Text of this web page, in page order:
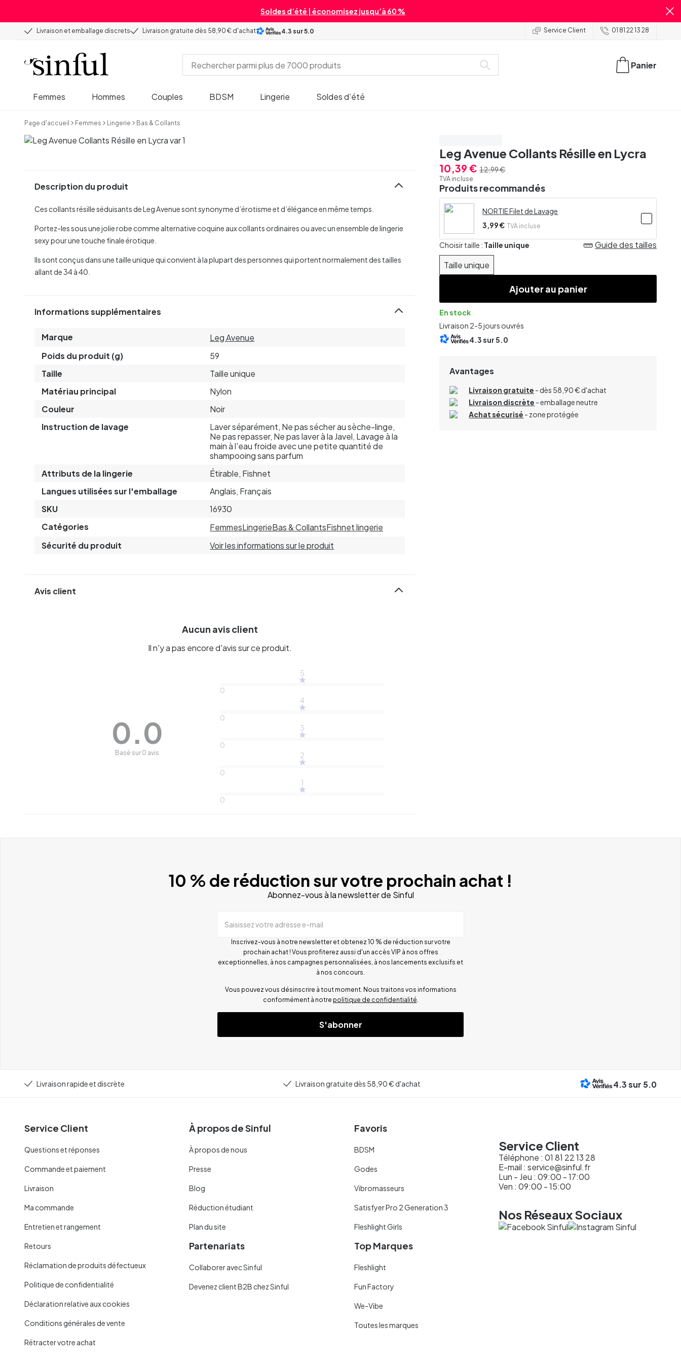
Soldes d’été | économisez jusqu’à 60 %
Livraison et emballage discrets Livraison gratuite dès 58,90 € d'achat 4.3 sur 5.0 Service Client 01 81 22 13 28
Femmes Hommes Couples BDSM Lingerie Soldes d’été
Panier
Page d'accueil Femmes Lingerie Bas & Collants
Leg Avenue Collants Résille en Lycra
10,39 € 12,99 €
TVA incluse
Produits recommandés
NORTIE Filet de Lavage
3,99 € TVA incluse
Choisir taille : Taille unique
Taille unique
Guide des tailles
Ajouter au panier
En stock
Livraison 2-5 jours ouvrés
4.3sur 5.0
Avantages
Livraison gratuite - dès 58,90 € d'achat
Livraison discrète - emballage neutre
Achat sécurisé - zone protégée
Description du produit
Ces collants résille séduisants de Leg Avenue sont synonyme d’érotisme et d’élégance en même temps.
Portez-les sous une jolie robe comme alternative coquine aux collants ordinaires ou avec un ensemble de lingerie
sexy pour une touche finale érotique.
Ils sont conçus dans une taille unique qui convient à la plupart des personnes qui portent normalement des tailles
allant de 34 à 40.
Informations supplémentaires
Marque
Leg Avenue
Poids du produit (g)
59
Taille
Taille unique
Matériau principal
Nylon
Couleur
Noir
Instruction de lavage
Laver séparément, Ne pas sécher au sèche-linge,
Ne pas repasser, Ne pas laver à la Javel, Lavage à la
main à l'eau froide avec une petite quantité de
shampooing sans parfum
Attributs de la lingerie
Étirable, Fishnet
Langues utilisées sur l'emballage
Anglais, Français
SKU
16930
Catégories
FemmesLingerieBas & CollantsFishnet lingerie
Sécurité du produit
Voir les informations sur le produit
Avis client
Aucun avis client
Il n'y a pas encore d'avis sur ce produit.
0.0
Basé sur 0 avis
5
0
4
0
3
0
2
0
1
0
10 % de réduction sur votre prochain achat !
Abonnez-vous à la newsletter de Sinful
Saisissez votre adresse e-mail
Inscrivez-vous à notre newsletter et obtenez 10 % de réduction sur votre
prochain achat ! Vous profiterez aussi d'un accès VIP à nos offres
exceptionnelles, à nos campagnes personnalisées, à nos lancements exclusifs et
à nos concours.
Vous pouvez vous désinscrire à tout moment. Nous traitons vos informations
conformément à notre politique de confidentialité
S'abonner
Livraison rapide et discrète Livraison gratuite dès 58,90 € d'achat 4.3sur 5.0
Service Client
Questions et réponses
Commande et paiement
Livraison
Ma commande
Entretien et rangement
Retours
Réclamation de produits défectueux
Politique de confidentialité
Déclaration relative aux cookies
Conditions générales de vente
Rétracter votre achat
À propos de Sinful
À propos de nous
Presse
Blog
Réduction étudiant
Plan du site
Partenariats
Collaborer avec Sinful
Devenez client B2B chez Sinful
Favoris
BDSM
Godes
Vibromasseurs
Satisfyer Pro 2 Generation 3
Fleshlight Girls
Top Marques
Fleshlight
Fun Factory
We-Vibe
Toutes les marques
Service Client
Téléphone : 01 81 22 13 28
E-mail : service@sinful.fr
Lun - Jeu : 09:00 - 17:00
Ven : 09:00 - 15:00
Nos Réseaux Sociaux